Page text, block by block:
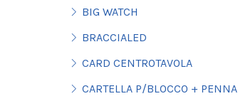
BIG WATCH
BRACCIALED
CARD CENTROTAVOLA
CARTELLA P/BLOCCO + PENNA